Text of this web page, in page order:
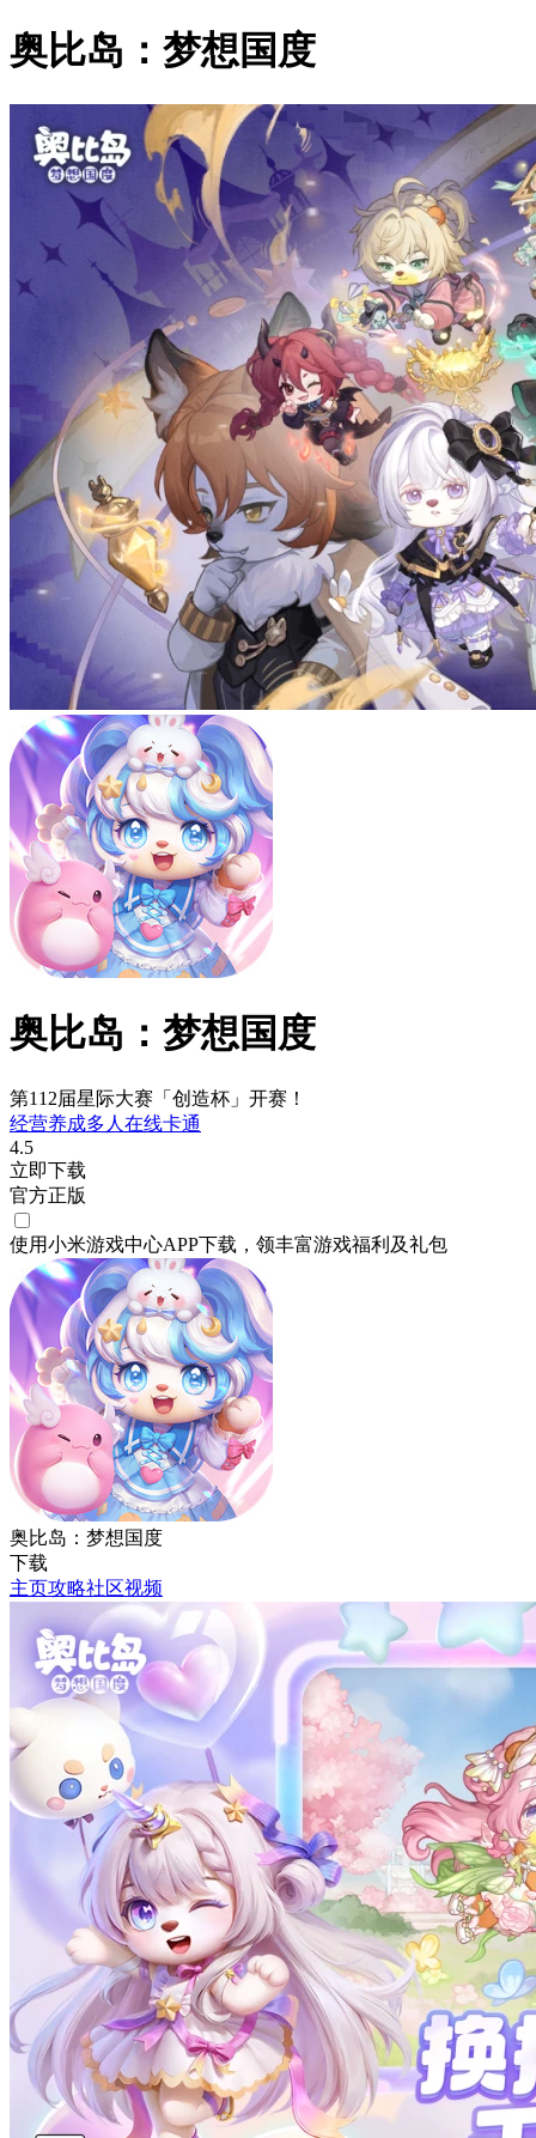
奥比岛：梦想国度
奥比岛：梦想国度
第112届星际大赛「创造杯」开赛！
经营养成多人在线卡通
4.5
立即下载
官方正版
使用小米游戏中心APP下载 ，领丰富游戏福利 及礼包
奥比岛：梦想国度
下载
主页攻略社区视频